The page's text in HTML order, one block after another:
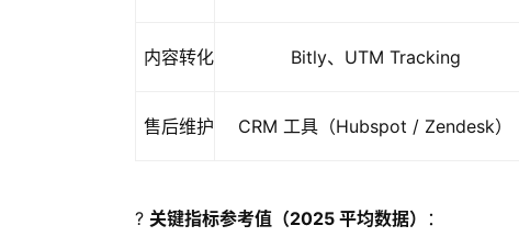
内容转化 Bitly、UTM Tracking
售后维护 CRM 工具（Hubspot / Zendesk）
? 关键指标参考值（2025 平均数据） ：